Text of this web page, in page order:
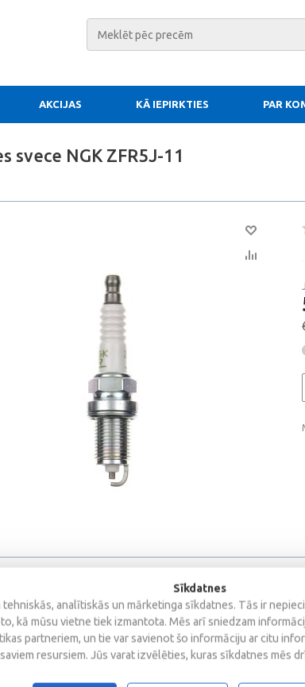
AKCIJAS KĀ IEPIRKTIES PAR
svece NGK ZFR5J-11
Sīkdatnes
analītiskās un mārketinga sīkdatnes. Tās ir
kā mūsu vietne tiek izmantota. Mēs arī sniedzam
partneriem, un tie var savienot šo informāciju ar citu
saviem resursiem. Jūs varat izvēlēties, kuras sīkdatnes mēs